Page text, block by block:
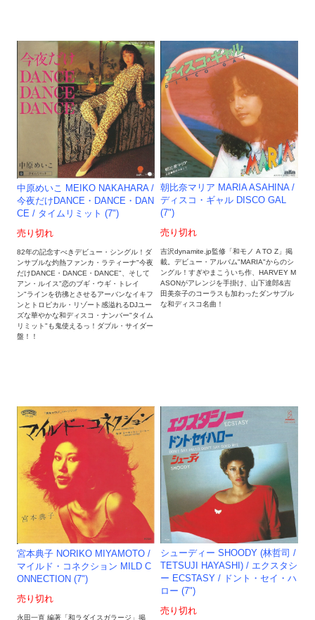
中原めいこ MEIKO NAKAHARA /
今夜だけDANCE・DANCE・DAN
CE / タイムリミット (7")
売り切れ
82年の記念すべきデビュー・シングル！ダ
ンサブルな灼熱ファンカ・ラティーナ"今夜
だけDANCE・DANCE・DANCE"、そして
アン・ルイス"恋のブギ・ウギ・トレイ
ン"ラインを彷彿とさせるアーバンなイキフ
ンとトロピカル・リゾート感溢れるDJユー
ズな華やかな和ディスコ・ナンバー"タイム
リミット"も鬼使えるっ！ダブル・サイダー
盤！！
朝比奈マリア MARIA ASAHINA /
ディスコ・ギャル DISCO GAL
(7")
売り切れ
吉沢dynamite.jp監修「和モノ A TO Z」掲
載。デビュー・アルバム"MARIA"からのシ
ングル！すぎやまこういち作、HARVEY M
ASONがアレンジを手掛け、山下達郎&吉
田美奈子のコーラスも加わったダンサブル
な和ディスコ名曲！
宮本典子 NORIKO MIYAMOTO /
マイルド・コネクション MILD C
ONNECTION (7")
売り切れ
永田一直 編著「和ラダイスガラージ」掲
シューディー SHOODY (林哲司 /
TETSUJI HAYASHI) / エクスタシ
ー ECSTASY / ドント・セイ・ハ
ロー (7")
売り切れ